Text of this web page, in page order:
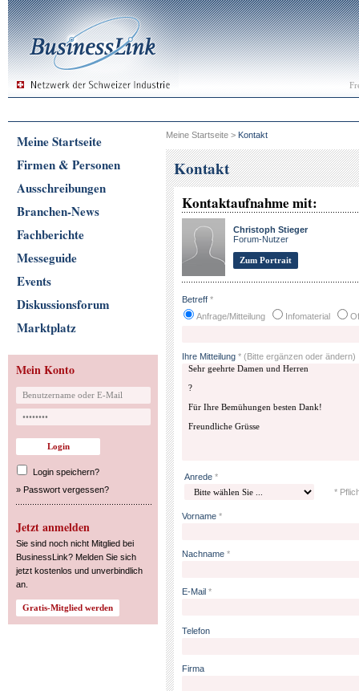
Meine Startseite
Firmen & Personen
Ausschreibungen
Branchen-News
Fachberichte
Messeguide
Events
Diskussionsforum
Marktplatz
Mein Konto
Login speichern?
» Passwort vergessen?
Jetzt anmelden
Sie sind noch nicht Mitglied bei
BusinessLink? Melden Sie sich
jetzt kostenlos und unverbindlich
an.
Meine Startseite > Kontakt
Kontakt
Kontaktaufnahme mit:
Christoph Stieger
Forum-Nutzer
Zum Portrait
Betreff *
Anfrage/Mitteilung
Infomaterial
Ihre Mitteilung * (Bitte ergänzen oder ändern)
Anrede *
*
Vorname *
Nachname *
E-Mail *
Telefon
Firma